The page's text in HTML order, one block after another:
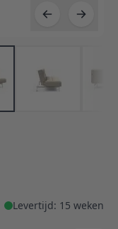
Levertijd: 15 weken